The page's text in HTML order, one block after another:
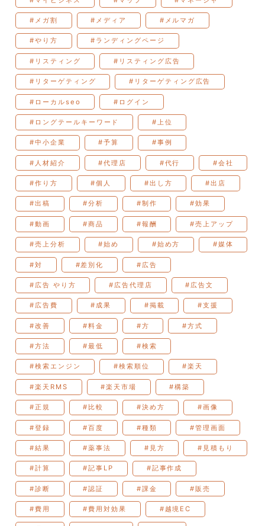
#メガ割 #メディア #メルマガ
#やり方 #ランディングページ
#リスティング #リスティング広告
#リターゲティング #リターゲティング広告
#ローカルseo #ログイン
#ロングテールキーワード #上位
#中小企業 #予算 #事例
#人材紹介 #代理店 #代行 #会社
#作り方 #個人 #出し方 #出店
#出稿 #分析 #制作 #効果
#動画 #商品 #報酬 #売上アップ
#売上分析 #始め #始め方 #媒体
#対 #差別化 #広告
#広告 やり方 #広告代理店 #広告文
#広告費 #成果 #掲載 #支援
#改善 #料金 #方 #方式
#方法 #最低 #検索
#検索エンジン #検索順位 #楽天
#楽天RMS #楽天市場 #構築
#正規 #比較 #決め方 #画像
#登録 #百度 #種類 #管理画面
#結果 #薬事法 #見方 #見積もり
#計算 #記事LP #記事作成
#診断 #認証 #課金 #販売
#費用 #費用対効果 #越境EC